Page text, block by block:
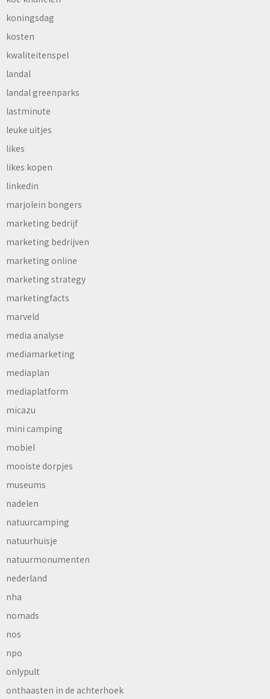
koningsdag
kosten
kwaliteitenspel
landal
landal greenparks
lastminute
leuke uitjes
likes
likes kopen
linkedin
marjolein bongers
marketing bedrijf
marketing bedrijven
marketing online
marketing strategy
marketingfacts
marveld
media analyse
mediamarketing
mediaplan
mediaplatform
micazu
mini camping
mobiel
mooiste dorpjes
museums
nadelen
natuurcamping
natuurhuisje
natuurmonumenten
nederland
nha
nomads
nos
npo
onlypult
onthaasten in de achterhoek